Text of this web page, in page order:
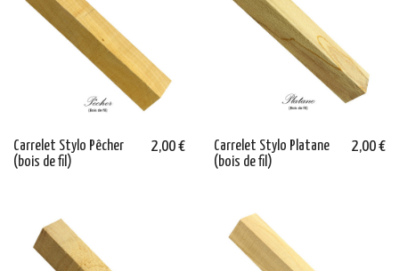
Carrelet Stylo Pêcher
(bois de fil)
2,00 €
Carrelet Stylo Platane
(bois de fil)
2,00 €